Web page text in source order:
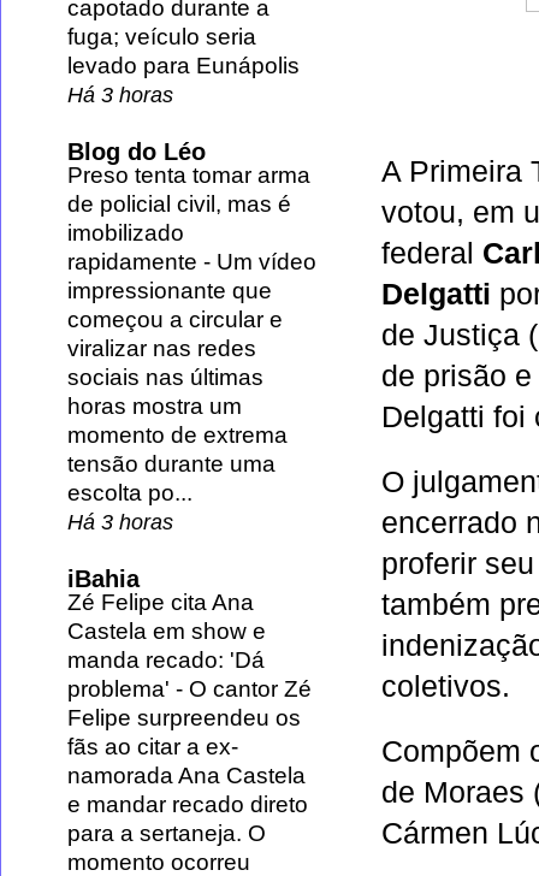
A Primeira
votou, em
federal
Delgatti
de Justiça
de prisão
Delgatti foi
O
encerrado
proferir
também
coletivos.
Compõem
de Moraes
Cármen
capotado durante a
fuga; veículo seria
levado para Eunápolis
Há 3 horas
Blog do Léo
Preso tenta tomar arma
de policial civil, mas é
imobilizado
rapidamente - Um vídeo
impressionante que
começou a circular e
viralizar nas redes
sociais nas últimas
horas mostra um
momento de extrema
tensão durante uma
escolta po...
Há 3 horas
iBahia
Zé Felipe cita Ana
Castela em show e
manda recado: 'Dá
problema' - O cantor Zé
Felipe surpreendeu os
fãs ao citar a ex-
namorada Ana Castela
e mandar recado direto
para a sertaneja. O
momento ocorreu